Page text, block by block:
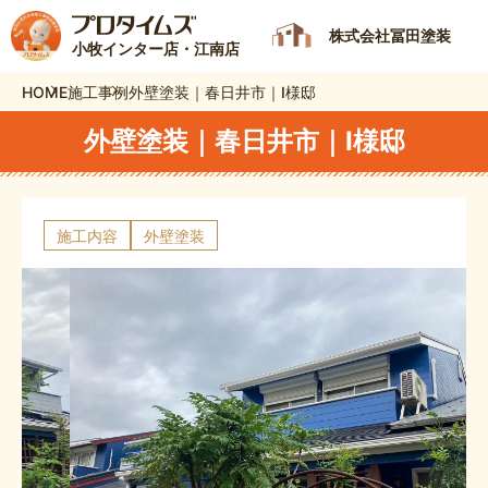
小牧インター店・江南店
株式会社冨田塗装
HOME施工事例外壁塗装｜春日井市｜I様邸
外壁塗装｜春日井市｜I様邸
施工内容 外壁塗装